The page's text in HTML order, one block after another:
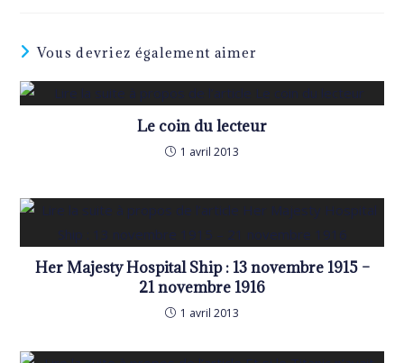
Vous devriez également aimer
Le coin du lecteur
1 avril 2013
Her Majesty Hospital Ship : 13 novembre 1915 –
21 novembre 1916
1 avril 2013